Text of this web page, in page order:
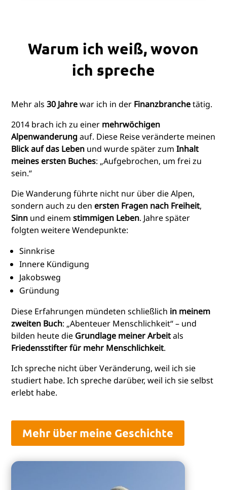
Warum ich weiß, wovon
ich spreche
Mehr als30 Jahrewar ich in der Finanzbranchetätig.
2014 brach ich zu einer mehrwöchigen
Alpenwanderungauf. Diese Reise veränderte meinen
Blick auf das Leben und wurde später zumInhalt
meines ersten Buches: „Aufgebrochen, um frei zu
sein.“
Die Wanderung führte nicht nur über die Alpen,
sondern auch zu denersten Fragen nach Freiheit,
Sinn und einemstimmigen Leben. Jahre später
folgten weitere Wendepunkte:
Sinnkrise
Innere Kündigung
Jakobsweg
Gründung
Diese Erfahrungen mündeten schließlich in meinem
zweiten Buch: „Abenteuer Menschlichkeit“ – und
bilden heute die Grundlage meiner Arbeitals
Friedensstifter für mehr Menschlichkeit.
Ich spreche nicht über Veränderung, weil ich sie
studiert habe. Ich spreche darüber, weil ich sie selbst
erlebt habe.
Mehr über meine Geschichte